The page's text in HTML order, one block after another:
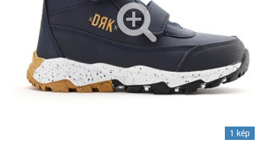
1 kép